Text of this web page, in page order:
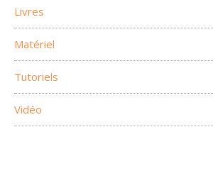
Livres
Matériel
Tutoriels
Vidéo